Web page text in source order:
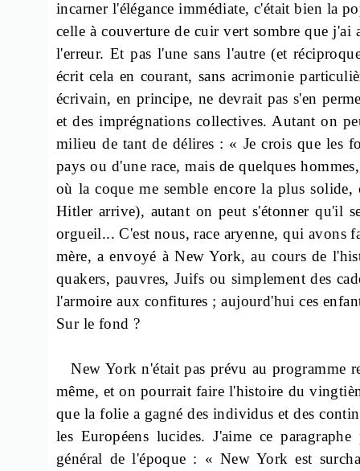
incarner l'élégance immédiate, c'était bien la
celle à couverture de cuir vert sombre que j'ai
l'erreur. Et pas l'une sans l'autre (et
écrit cela en courant, sans acrimonie
écrivain, en principe, ne devrait pas s'en
et des imprégnations collectives. Autant on
milieu de tant de délires : « Je crois que les
pays ou d'une race, mais de quelques
où la coque me semble encore la plus
Hitler arrive), autant on peut s'étonner qu'il
orgueil... C'est nous, race aryenne, qui avons
mère, a envoyé à New York, au cours de
quakers, pauvres, Juifs ou simplement des
l'armoire aux confitures ; aujourd'hui ces
Sur le fond ?
New York n'était pas prévu au programme
même, et on pourrait faire l'histoire du
que la folie a gagné des individus et des
les Européens lucides. J'aime ce
général de l'époque : « New York est